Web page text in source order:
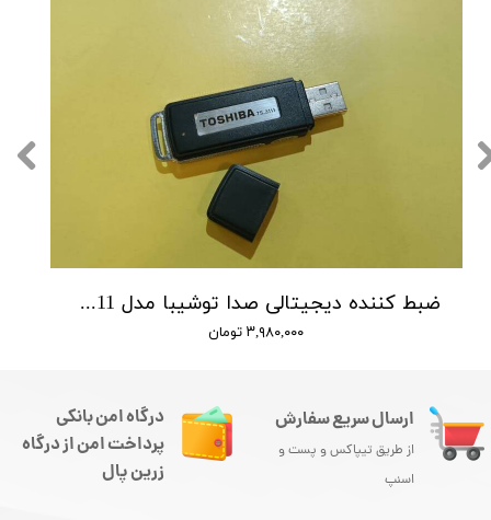
ضبط کننده دیجیتالی صدا توشیبا مدل Toshiba TS-3111 - حافظه 4 گیگ - شنود صدا
۳,۹۸۰,۰۰۰ تومان
ارسال سریع سفارش
از طریق تیپاکس و پست و
اسنپ
درگاه امن بانکی
پرداخت امن از درگاه
زرین پال